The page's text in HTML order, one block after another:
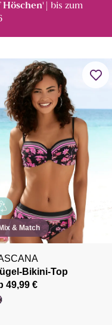
¹ | bis zum
& Match
Bikini-Top
49,99 €